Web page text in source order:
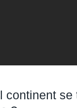
continent se